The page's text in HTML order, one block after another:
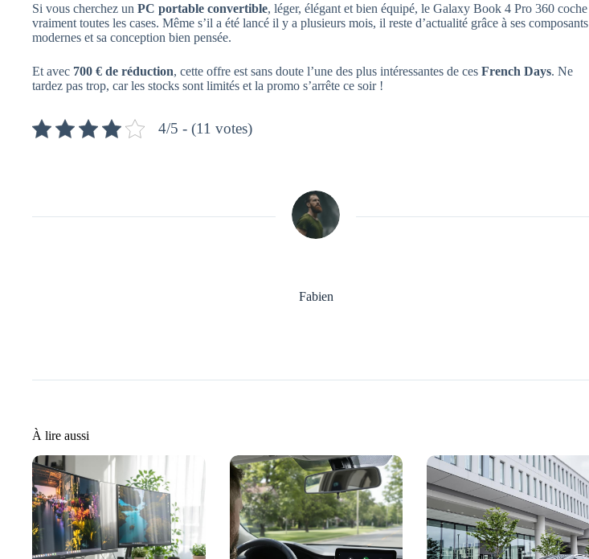
Si vous cherchez un PC portable convertible, léger, élégant et bien équipé, le Galaxy Book 4 Pro 360 coche
vraiment toutes les cases. Même s’il a été lancé il y a plusieurs mois, il reste d’actualité grâce à ses composants
modernes et sa conception bien pensée.
Et avec 700 € de réduction, cette offre est sans doute l’une des plus intéressantes de ces French Days. Ne
tardez pas trop, car les stocks sont limités et la promo s’arrête ce soir !
4/5 - (11 votes)
Fabien
À lire aussi